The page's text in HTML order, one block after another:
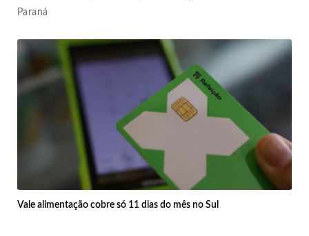
Paraná
Vale alimentação cobre só 11 dias do mês no Sul